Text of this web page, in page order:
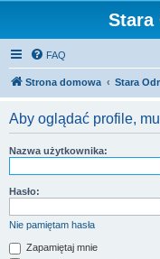
Stara
FAQ
Strona domowa Stara
Aby oglądać profile,
Nazwa użytkownika:
Hasło:
Nie pamiętam hasła
Zapamiętaj mnie